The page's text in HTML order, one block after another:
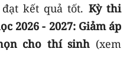
kết quả tốt. Kỳ thi
2026 - 2027: Giảm áp
cho thí sinh (xem